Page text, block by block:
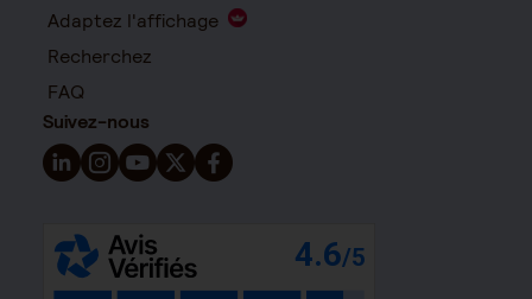
Adaptez l'affichage
Recherchez
FAQ
Suivez-nous
Suivez-nous sur LinkedIn - Nouvelle fenêtre
Suivez-nous sur Instagram - Nouvelle fenêtre
Suivez-nous sur YouTube - Nouvelle fenêtre
Suivez-nous sur X - Nouvelle fenêtre
Suivez-nous sur Facebook - Nouvelle